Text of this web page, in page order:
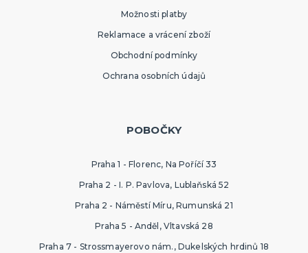
Možnosti platby
Reklamace a vrácení zboží
Obchodní podmínky
Ochrana osobních údajů
POBOČKY
Praha 1 - Florenc, Na Poříčí 33
Praha 2 - I. P. Pavlova, Lublaňská 52
Praha 2 - Náměstí Míru, Rumunská 21
Praha 5 - Anděl, Vltavská 28
Praha 7 - Strossmayerovo nám., Dukelských hrdinů 18